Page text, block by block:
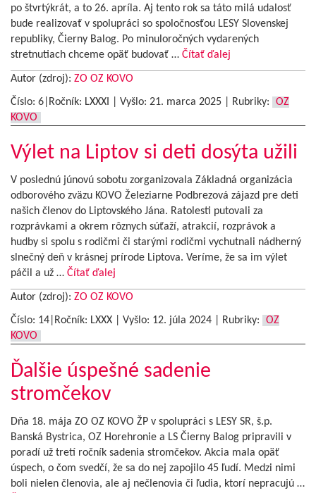
po štvrtýkrát, a to 26. apríla. Aj tento rok sa táto milá udalosť
bude realizovať v spolupráci so spoločnosťou LESY Slovenskej
republiky, Čierny Balog. Po minuloročných vydarených
stretnutiach chceme opäť budovať … Čítať ďalej
Autor (zdroj): ZO OZ KOVO
Číslo: 6|Ročník: LXXXI | Vyšlo: 21. marca 2025 Rubriky:
OZ
KOVO
Výlet na Liptov si deti dosýta užili
V poslednú júnovú sobotu zorganizovala Základná organizácia
odborového zväzu KOVO Železiarne Podbrezová zájazd pre deti
našich členov do Liptovského Jána. Ratolesti putovali za
rozprávkami a okrem rôznych súťaží, atrakcií, rozprávok a
hudby si spolu s rodičmi či starými rodičmi vychutnali nádherný
slnečný deň v krásnej prírode Liptova. Veríme, že sa im výlet
páčil a už … Čítať ďalej
Autor (zdroj): ZO OZ KOVO
Číslo: 14|Ročník: LXXX | Vyšlo: 12. júla 2024 Rubriky:
OZ
KOVO
Ďalšie úspešné sadenie
stromčekov
Dňa 18. mája ZO OZ KOVO ŽP v spolupráci s LESY SR, š.p.
Banská Bystrica, OZ Horehronie a LS Čierny Balog pripravili v
poradí už tretí ročník sadenia stromčekov. Akcia mala opäť
úspech, o čom svedčí, že sa do nej zapojilo 45 ľudí. Medzi nimi
boli nielen členovia, ale aj nečlenovia či ľudia, ktorí nepracujú …